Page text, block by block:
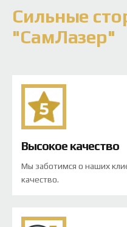
Сильные
"СамЛазер"
Высокое качество
Мы заботимся о наших
качество.